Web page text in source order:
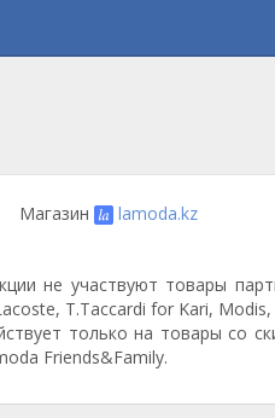
Магазин lamoda.kz
не участвуют товары
T.Taccardi for Kari,
только на товары со
Friends&Family.